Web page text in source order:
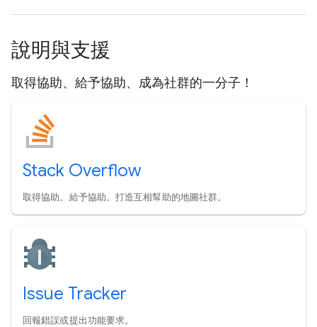
說明與支援
取得協助、給予協助、成為社群的一分子！
Stack Overflow
取得協助。給予協助。打造互相幫助的地圖社群。
Issue Tracker
回報錯誤或提出功能要求。